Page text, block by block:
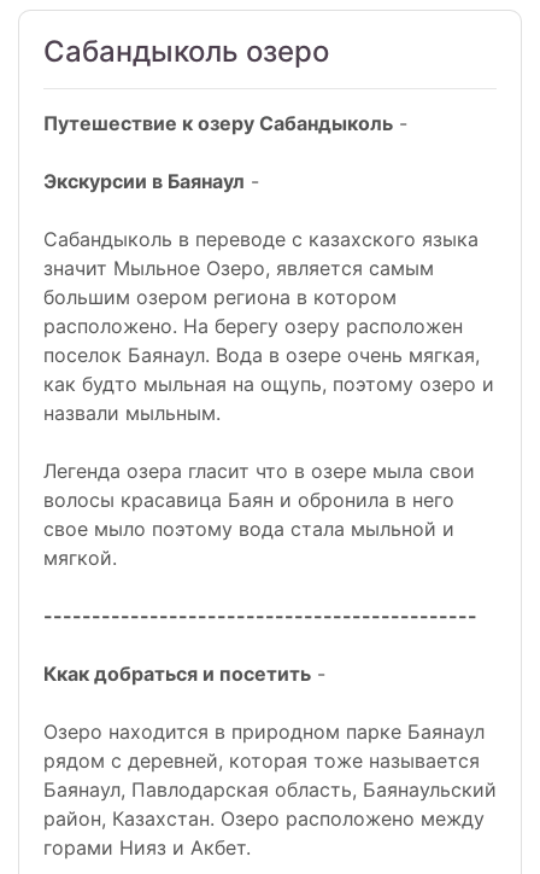
Сабандыколь озеро
Путешествие к озеру Сабандыколь -
Экскурсии в Баянаул -
Сабандыколь в переводе с казахского языка
значит Мыльное Озеро, является самым
большим озером региона в котором
расположено. На берегу озеру расположен
поселок Баянаул. Вода в озере очень мягкая,
как будто мыльная на ощупь, поэтому озеро и
назвали мыльным.
Легенда озера гласит что в озере мыла свои
волосы красавица Баян и обронила в него
свое мыло поэтому вода стала мыльной и
мягкой.
---------------------------------------------
Ккак добраться и посетить -
Озеро находится в природном парке Баянаул
рядом с деревней, которая тоже называется
Баянаул, Павлодарская область, Баянаульский
район, Казахстан. Озеро расположено между
горами Нияз и Акбет.